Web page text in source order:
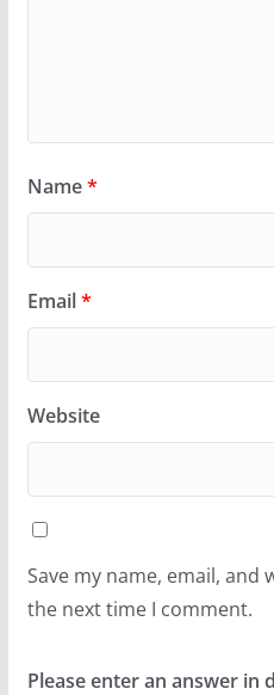
Name*
Email*
Website
Save my name, email,
the next time I comment.
Please enter an answer in